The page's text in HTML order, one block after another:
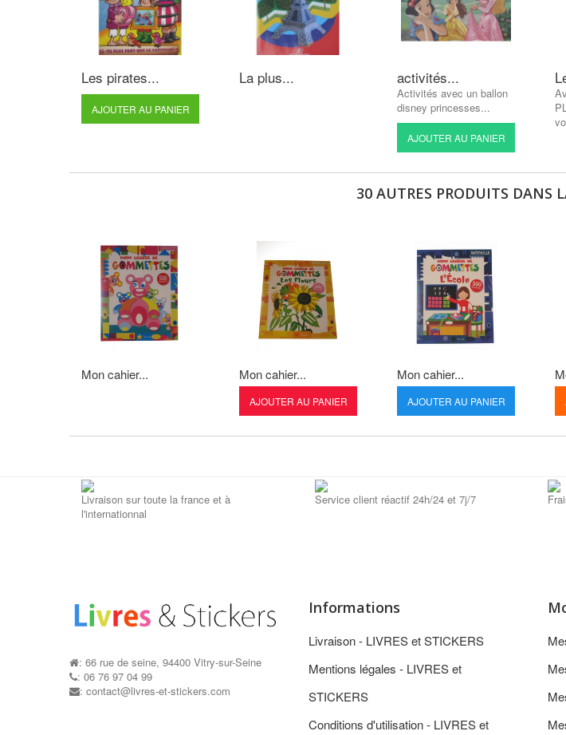
Les pirates...
AJOUTER AU PANIER
La plus... activités...
Activités avec un ballon
disney princesses...
AJOUTER AU PANIER
30 AUTRES PRODUITS DANS
Mon cahier... Mon cahier...
AJOUTER AU PANIER
Mon cahier...
AJOUTER AU PANIER
Livraison sur toute la france et à
l'internationnal
Service client réactif 24h/24 et 7j/7
: 66 rue de seine, 94400 Vitry-sur-Seine
: 06 76 97 04 99
: contact@livres-et-stickers.com
Informations
Livraison - LIVRES et STICKERS
Mentions légales - LIVRES et
STICKERS
Conditions d'utilisation - LIVRES et